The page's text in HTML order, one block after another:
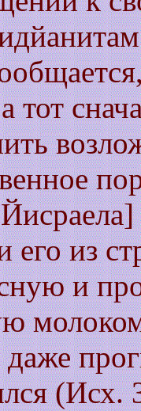
его из
и
даже
(Исх.